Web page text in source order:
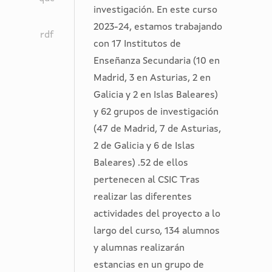
rdf
investigación. En este curso
2023-24, estamos trabajando
con 17 Institutos de
Enseñanza Secundaria (10 en
Madrid, 3 en Asturias, 2 en
Galicia y 2 en Islas Baleares)
y 62 grupos de investigación
(47 de Madrid, 7 de Asturias,
2 de Galicia y 6 de Islas
Baleares) .52 de ellos
pertenecen al CSIC Tras
realizar las diferentes
actividades del proyecto a lo
largo del curso, 134 alumnos
y alumnas realizarán
estancias en un grupo de
en
prácticas’,
curso
2023-
24
</
dc:title
>
<
dc:creator
>
Pino,
Eloísa
del
</
<
publisher
>
Consejo
Superior
de
Investigaciones
Científicas
(España)
</
publisher
>
<
d:Item
id
="
hdl_10261_369947
"
>
en
prácticas’,
curso
2023-
24
</
title
>
<
creator
>
Pino,
Eloísa
del
</
<
datafield
ind1
="
"
ind2
="
"
tag
="
042
"
>
1.0
"
TYPE
="
DSpace
ITEM
"
schemaLocation
="
http://www.loc.gov/METS/
http://www.loc.gov/standards/mets/
"
>
<
mods:name
>
<
mods:name
>
<
mods:name
>
lang
="
en
"
>
Acto
de
clausura
del
programa
‘Científic@s
en
prácticas’,
curso
2023-
24
atom:link
href
="
http://hdl.handle.net/10261/369947
"
rel
="
alternate
"
/>
<
atom:link
href
="
http://hdl.handle.net/10261/369947/
"
clausura
del
programa
‘Científic@s
en
prácticas’,
curso
2023-
24
</
dc:title
>
<
dc:creator
>
</
rdf:RDF
>